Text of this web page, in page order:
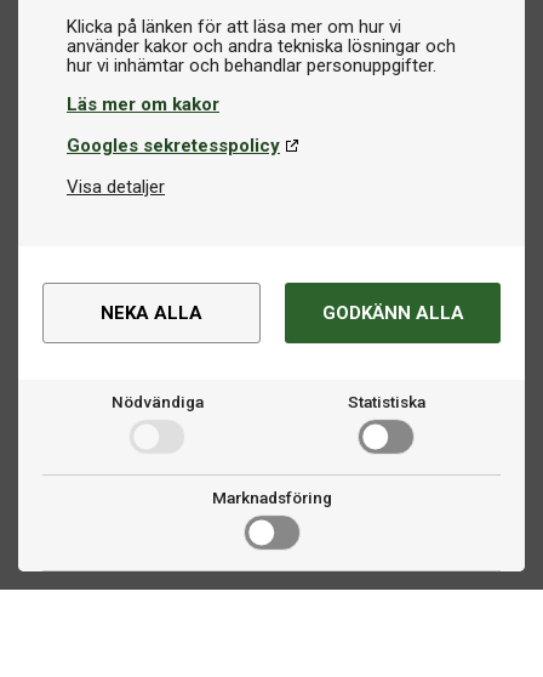
Klicka på länken för att läsa mer om hur vi
använder kakor och andra tekniska lösningar och
Läs mer om kakor
Googles sekretesspolicy
Visa detaljer
NEKA ALLA GODKÄNN ALLA
Nödvändiga Statistiska
Marknadsföring